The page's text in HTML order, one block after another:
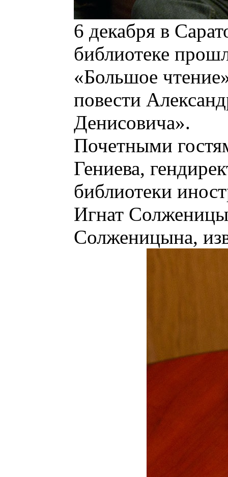
6 декабря в
библиотеке
«Большое
повести
Денисовича».
Почетными
Гениева,
библиотеки
Игнат
Солженицына,